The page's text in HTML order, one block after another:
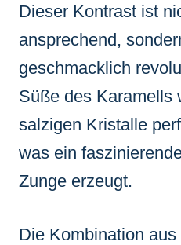
Dieser Kontrast ist
ansprechend,
geschmacklich
Süße des Karamells
salzigen Kristalle
was ein
Zunge erzeugt.
Die Kombination